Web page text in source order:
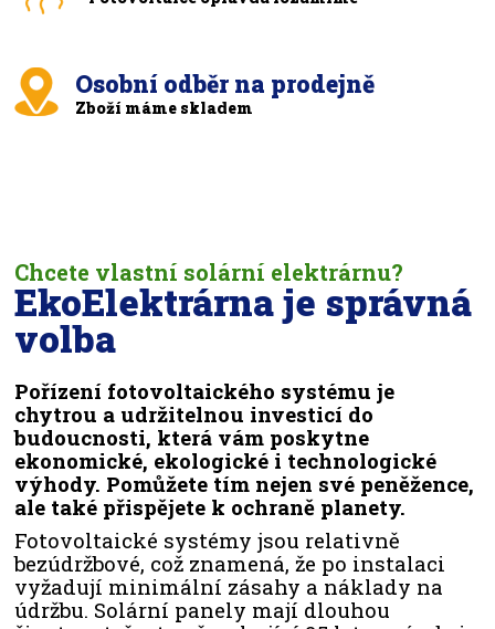
Osobní odběr na prodejně
Zboží máme skladem
Chcete vlastní solární elektrárnu?
EkoElektrárna je správná
volba
Pořízení fotovoltaického systému je
chytrou a udržitelnou investicí do
budoucnosti, která vám poskytne
ekonomické, ekologické i technologické
výhody. Pomůžete tím nejen své peněžence,
ale také přispějete k ochraně planety.
Fotovoltaické systémy jsou relativně
bezúdržbové, což znamená, že po instalaci
vyžadují minimální zásahy a náklady na
údržbu. Solární panely mají dlouhou